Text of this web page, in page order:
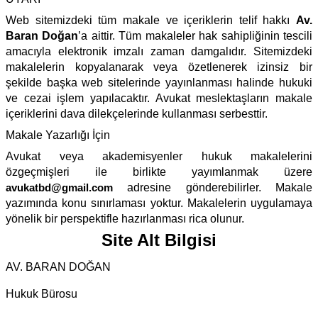
Web sitemizdeki tüm makale ve içeriklerin telif hakkı Av.
Baran Doğan’a aittir. Tüm makaleler hak sahipliğinin tescili
amacıyla elektronik imzalı zaman damgalıdır. Sitemizdeki
makalelerin kopyalanarak veya özetlenerek izinsiz bir
şekilde başka web sitelerinde yayınlanması halinde hukuki
ve cezai işlem yapılacaktır. Avukat meslektaşların makale
içeriklerini dava dilekçelerinde kullanması serbesttir.
Makale Yazarlığı İçin
Avukat veya akademisyenler hukuk makalelerini
özgeçmişleri ile birlikte yayımlanmak üzere
avukatbd@gmail.com adresine gönderebilirler. Makale
yazımında konu sınırlaması yoktur. Makalelerin uygulamaya
yönelik bir perspektifle hazırlanması rica olunur.
Site Alt Bilgisi
AV. BARAN DOĞAN
Hukuk Bürosu